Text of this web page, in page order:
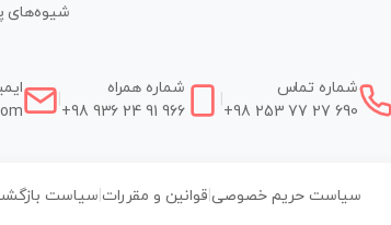
شیوه‌های
شماره تماس
+98 253 77 27 690
شماره همراه
+98 936 24 91 966
سیاست حریم خصوصی| قوانین و مقررات سیاست